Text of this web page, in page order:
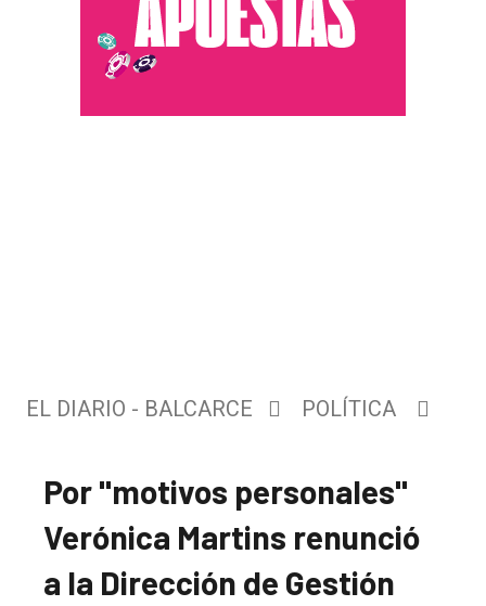
EL DIARIO - BALCARCE POLÍTICA
Por "motivos personales"
Verónica Martins renunció
a la Dirección de Gestión